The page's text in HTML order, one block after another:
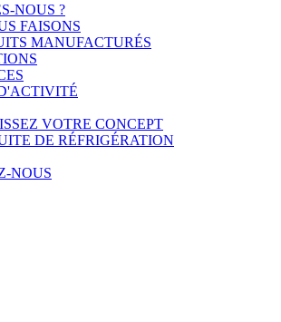
NOUS ?
FAISONS
MANUFACTURÉS
VOTRE CONCEPT
DE RÉFRIGÉRATION
NOUS